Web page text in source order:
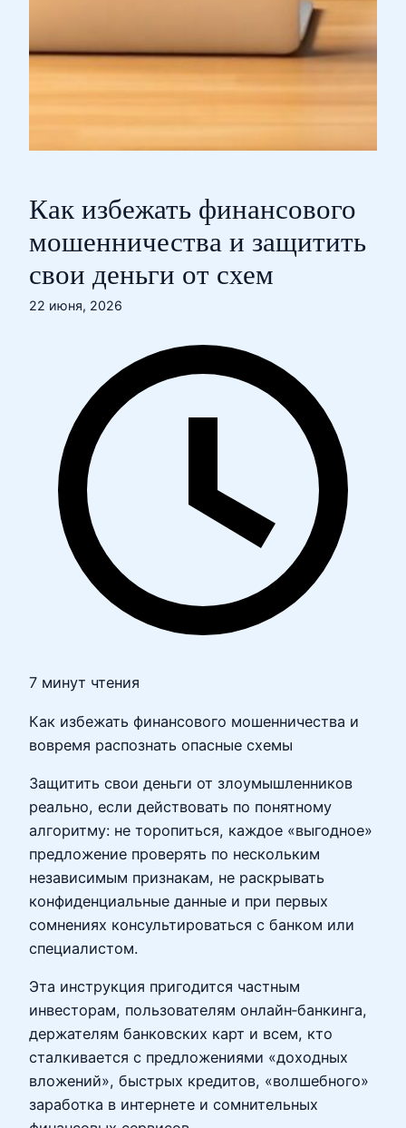
Как избежать финансового
мошенничества и защитить
свои деньги от схем
22 июня, 2026
7 минут чтения
Как избежать финансового мошенничества и
вовремя распознать опасные схемы
Защитить свои деньги от злоумышленников
реально, если действовать по понятному
алгоритму: не торопиться, каждое «выгодное»
предложение проверять по нескольким
независимым признакам, не раскрывать
конфиденциальные данные и при первых
сомнениях консультироваться с банком или
специалистом.
Эта инструкция пригодится частным
инвесторам, пользователям онлайн‑банкинга,
держателям банковских карт и всем, кто
сталкивается с предложениями «доходных
вложений», быстрых кредитов, «волшебного»
заработка в интернете и сомнительных